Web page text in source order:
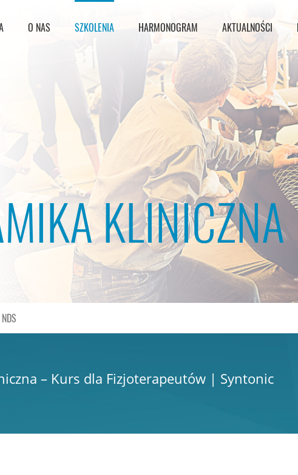
O NAS SZKOLENIA HARMONOGRAM AKTUALNOŚCI
KLINICZNA
– Kurs dla Fizjoterapeutów | Syntonic